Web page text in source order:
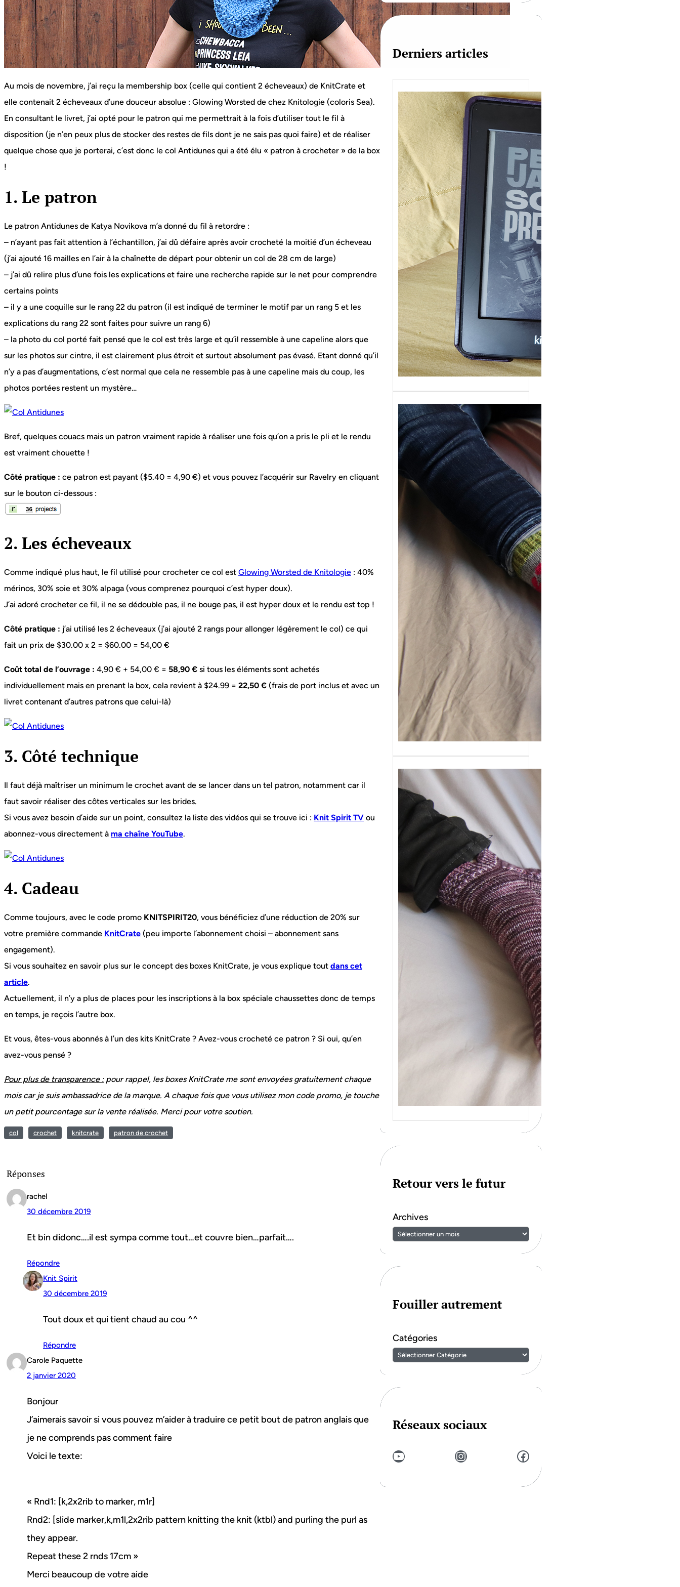
Au mois de novembre, j’ai reçu la membership box (celle qui contient 2 écheveaux) de KnitCrate et
elle contenait 2 écheveaux d’une douceur absolue : Glowing Worsted de chez Knitologie (coloris Sea).
En consultant le livret, j’ai opté pour le patron qui me permettrait à la fois d’utiliser tout le fil à
disposition (je n’en peux plus de stocker des restes de fils dont je ne sais pas quoi faire) et de réaliser
quelque chose que je porterai, c’est donc le col Antidunes qui a été élu « patron à crocheter » de la box
!
1. Le patron
Le patron Antidunes de Katya Novikova m’a donné du fil à retordre :
– n’ayant pas fait attention à l’échantillon, j’ai dû défaire après avoir crocheté la moitié d’un écheveau
(j’ai ajouté 16 mailles en l’air à la chaînette de départ pour obtenir un col de 28 cm de large)
– j’ai dû relire plus d’une fois les explications et faire une recherche rapide sur le net pour comprendre
certains points
– il y a une coquille sur le rang 22 du patron (il est indiqué de terminer le motif par un rang 5 et les
explications du rang 22 sont faites pour suivre un rang 6)
– la photo du col porté fait pensé que le col est très large et qu’il ressemble à une capeline alors que
sur les photos sur cintre, il est clairement plus étroit et surtout absolument pas évasé. Etant donné qu’il
n’y a pas d’augmentations, c’est normal que cela ne ressemble pas à une capeline mais du coup, les
photos portées restent un mystère…
Bref, quelques couacs mais un patron vraiment rapide à réaliser une fois qu’on a pris le pli et le rendu
est vraiment chouette !
Côté pratique : ce patron est payant ($5.40 = 4,90 €) et vous pouvez l’acquérir sur Ravelry en cliquant
sur le bouton ci-dessous :
2. Les écheveaux
Comme indiqué plus haut, le fil utilisé pour crocheter ce col est Glowing Worsted de Knitologie : 40%
mérinos, 30% soie et 30% alpaga (vous comprenez pourquoi c’est hyper doux).
J’ai adoré crocheter ce fil, il ne se dédouble pas, il ne bouge pas, il est hyper doux et le rendu est top !
Côté pratique : j’ai utilisé les 2 écheveaux (j’ai ajouté 2 rangs pour allonger légèrement le col) ce qui
fait un prix de $30.00 x 2 = $60.00 = 54,00 €
Coût total de l’ouvrage : 4,90 € + 54,00 € = 58,90 € si tous les éléments sont achetés
individuellement mais en prenant la box, cela revient à $24.99 = 22,50 € (frais de port inclus et avec un
livret contenant d’autres patrons que celui-là)
3. Côté technique
Il faut déjà maîtriser un minimum le crochet avant de se lancer dans un tel patron, notamment car il
faut savoir réaliser des côtes verticales sur les brides.
Si vous avez besoin d’aide sur un point, consultez la liste des vidéos qui se trouve ici : Knit Spirit TV ou
abonnez-vous directement à ma chaîne YouTube.
4. Cadeau
Comme toujours, avec le code promo KNITSPIRIT20, vous bénéficiez d’une réduction de 20% sur
votre première commande KnitCrate (peu importe l’abonnement choisi – abonnement sans
engagement).
Si vous souhaitez en savoir plus sur le concept des boxes KnitCrate, je vous explique tout dans cet
article.
Actuellement, il n’y a plus de places pour les inscriptions à la box spéciale chaussettes donc de temps
en temps, je reçois l’autre box.
Et vous, êtes-vous abonnés à l’un des kits KnitCrate ? Avez-vous crocheté ce patron ? Si oui, qu’en
avez-vous pensé ?
Pour plus de transparence :pour rappel, les boxes KnitCrate me sont envoyées gratuitement chaque
mois car je suis ambassadrice de la marque. A chaque fois que vous utilisez mon code promo, je touche
un petit pourcentage sur la vente réalisée. Merci pour votre soutien.
col crochet knitcrate patron de crochet
Réponses
rachel
30 décembre 2019
Et bin didonc….il est sympa comme tout…et couvre bien…parfait….
Répondre
Knit Spirit
30 décembre 2019
Tout doux et qui tient chaud au cou ^^
Répondre
Carole Paquette
2 janvier 2020
Bonjour
J’aimerais savoir si vous pouvez m’aider à traduire ce petit bout de patron anglais que
je ne comprends pas comment faire
Voici le texte:
« Rnd1: [k,2x2rib to marker, m1r]
Rnd2: [slide marker,k,m1l,2x2rib pattern knitting the knit (ktbl) and purling the purl as
they appear.
Repeat these 2 rnds 17cm »
Merci beaucoup de votre aide
c
h
Derniers articles
Je bouquine #149
Sans grande surprise, j’ai
replongé dans la série
« Roy Grace »…
{Tricot} Flower
power socks
Ce patron a été
initialement créé pour les
membres de…
{Tricot} Le défi 2026 :
Je tricote mes
socquettes
C’est la 4ème année
consécutive que
j’organise un défi de…
Retour vers le futur
Archives
Fouiller autrement
Catégories
Réseaux sociaux
YouTube Instagram Facebook